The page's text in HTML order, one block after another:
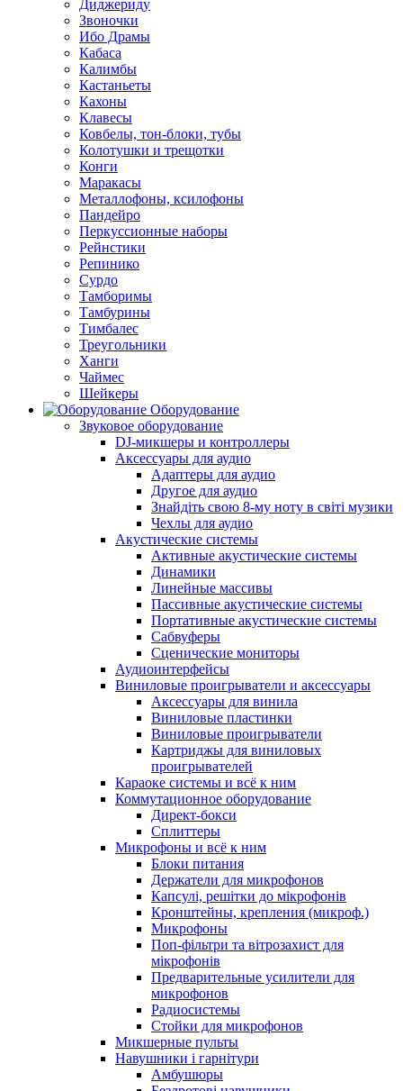
Диджериду
Звоночки
Ибо Драмы
Кабаса
Калимбы
Кастаньеты
Кахоны
Клавесы
Ковбелы, тон-блоки, тубы
Колотушки и трещотки
Конги
Маракасы
Металлофоны, ксилофоны
Пандейро
Перкуссионные наборы
Рейнстики
Репинико
Сурдо
Тамборимы
Тамбурины
Тимбалес
Треугольники
Ханги
Чаймес
Шейкеры
Оборудование
Звуковое оборудование
DJ-микшеры и контроллеры
Аксессуары для аудио
Адаптеры для аудио
Другое для аудио
Знайдіть свою 8-му ноту в світі музики
Чехлы для аудио
Акустические системы
Активные акустические системы
Динамики
Линейные массивы
Пассивные акустические системы
Портативные акустические системы
Сабвуферы
Сценические мониторы
Аудиоинтерфейсы
Виниловые проигрыватели и аксессуары
Аксессуары для винила
Виниловые пластинки
Виниловые проигрыватели
Картриджы для виниловых
проигрывателей
Караоке системы и всё к ним
Коммутационное оборудование
Директ-бокси
Сплиттеры
Микрофоны и всё к ним
Блоки питания
Держатели для микрофонов
Капсулі, решітки до мікрофонів
Кронштейны, крепления (микроф.)
Микрофоны
Поп-фільтри та вітрозахист для
мікрофонів
Предварительные усилители для
микрофонов
Радиосистемы
Стойки для микрофонов
Микшерные пульты
Навушники і гарнітури
Амбушюры